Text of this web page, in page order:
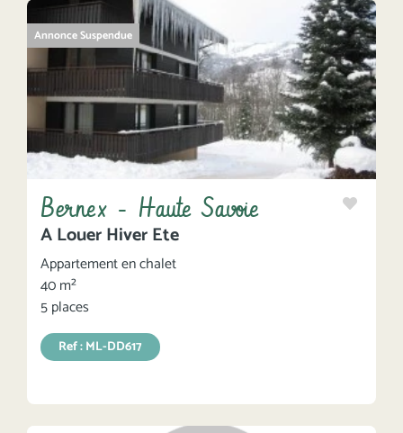
Annonce Suspendue
Bernex - Haute Savoie
A Louer Hiver Ete
Appartement en chalet
40 m²
5 places
Ref : ML-DD617